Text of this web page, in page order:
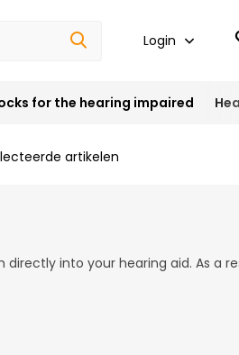
Login
for the hearing impaired
artikelen
into your hearing aid. As a